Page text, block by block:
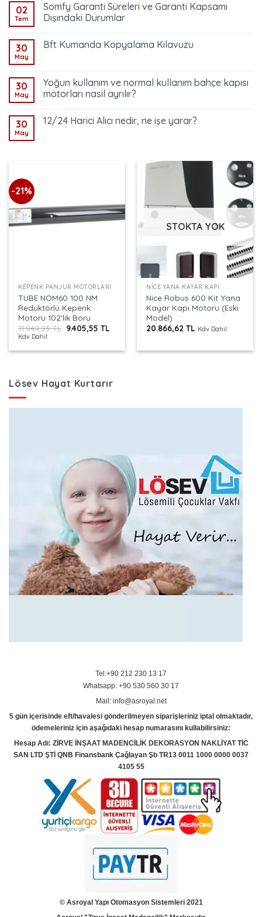
02
Tem
Somfy Garanti Süreleri ve Garanti Kapsamı
Dışındaki Durumlar
30
May
Bft Kumanda Kopyalama Kılavuzu
30
May
Yoğun kullanım ve normal kullanım bahçe kapısı
motorları nasıl ayrılır?
30
May
12/24 Harici Alıcı nedir, ne işe yarar?
-21%
KEPENK PANJUR MOTORLARI
TUBE NOM60 100 NM
Redüktörlü Kepenk
Motoru 102’lik Boru
11.949,93TL Orijinal
9.405,55TL
9.405,55 TL.
Kdv Dahil
STOKTA YOK
NICE YANA KAYAR KAPI
Nice Robus 600 Kit Yana
Kayar Kapı Motoru (Eski
Model)
20.866,62TL Kdv Dahil
Lösev Hayat Kurtarır
Tel:+90 212 230 13 17
Whatsapp: +90 530 560 30 17
Mail: info@asroyal.net
5 gün içerisinde eft/havalesi gönderilmeyen siparişleriniz iptal olmaktadır,
ödemeleriniz için aşağıdaki hesap numarasını kullabilirsiniz:
Hesap Adı: ZİRVE İNŞAAT MADENCİLİK DEKORASYON NAKLİYAT TİC
SAN LTD ŞTİ QNB Finansbank Çağlayan Şb TR13 0011 1000 0000 0037
4105 55
© Asroyal Yapı Otomasyon Sistemleri 2021